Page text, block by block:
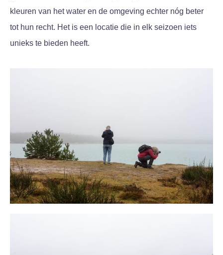
kleuren van het water en de omgeving echter nóg beter
tot hun recht. Het is een locatie die in elk seizoen iets
unieks te bieden heeft.